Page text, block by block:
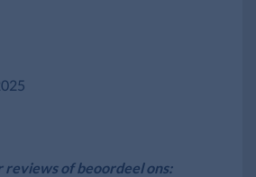
reviews of beoordeel ons: